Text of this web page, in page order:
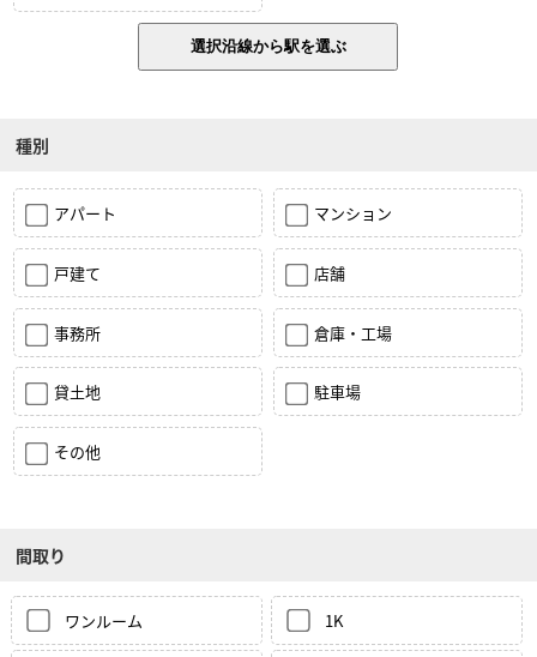
種別
アパート マンション
戸建て 店舗
事務所 倉庫・工場
貸土地 駐車場
その他
間取り
ワンルーム 1K